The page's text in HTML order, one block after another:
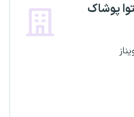
پوشاک